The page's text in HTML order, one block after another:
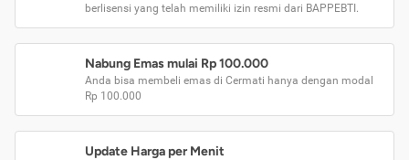
berlisensi yang telah memiliki izin resmi dari BAPPEBTI.
Nabung Emas mulai Rp 100.000
Anda bisa membeli emas di Cermati hanya dengan modal
Rp 100.000
Update Harga per Menit